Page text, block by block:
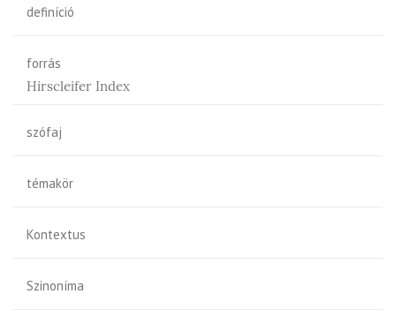
definíció
forrás
Hirscleifer Index
szófaj
témakör
Kontextus
Szinoníma